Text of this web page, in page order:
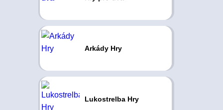
Arkády Hry
Lukostrelba Hry